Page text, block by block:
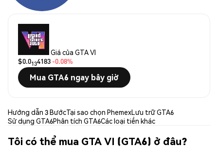
Giá của GTA VI
$0.0134183 -0.08%
Mua GTA6 ngay bây giờ
Hướng dẫn 3 BướcTại sao chọn PhemexLưu trữ GTA6
Sử dụng GTA6Phân tích GTA6Các loại tiền khác
Tôi có thể mua GTA VI (GTA6) ở đâu?